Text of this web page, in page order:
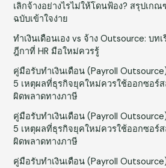
เลิกจ้างอย่างไรไม่ให้โดนฟ้อง? สรุปเก
ฉบับเข้าใจง่าย
ทำเงินเดือนเอง vs จ้าง Outsource: บท
ฎีกาที่ HR มือใหม่ควรรู้
คู่มือรับทำเงินเดือน (Payroll
5 เหตุผลที่ธุรกิจยุคใหม่ควรใช้ออกซอร์
ผิดพลาดทางภาษี
คู่มือรับทำเงินเดือน (Payroll
5 เหตุผลที่ธุรกิจยุคใหม่ควรใช้ออกซอร์
ผิดพลาดทางภาษี
คู่มือรับทำเงินเดือน (Payroll